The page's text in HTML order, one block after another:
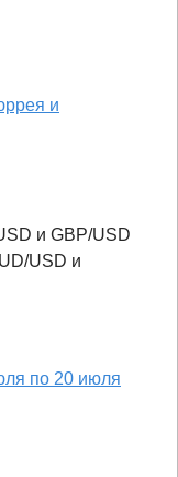
и
и GBP/USD
USD и
по 20 июля